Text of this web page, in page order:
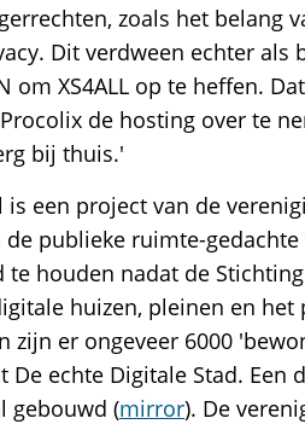
zoals het belang
Dit verdween echter als
om XS4ALL op te heffen.
de hosting over te
bij thuis.'
is een project van de
publieke ruimte-gedachte
te houden nadat de Stichting
huizen, pleinen en het
zijn er ongeveer 6000
echte Digitale Stad. Een
gebouwd (mirror). De